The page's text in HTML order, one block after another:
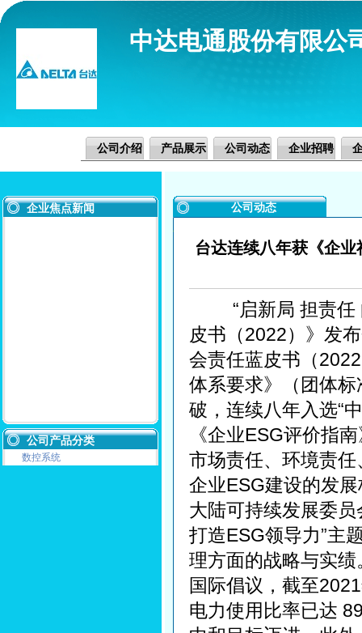
中达电通股份有限公
公司介绍 产品展示 公司动态 企业招聘
企业焦点新闻
公司产品分类
数控系统
公司动态
台达连续八年获《企
“启新局 担责任
皮书（2022）》发
会责任蓝皮书（
体系要求》（团体
破，连续八年入选“
《企业ESG评价指
市场责任、环境责
企业ESG建设的发
大陆可持续发展委
打造ESG领导力”主
理方面的战略与实
国际倡议，截至
电力使用比率已达